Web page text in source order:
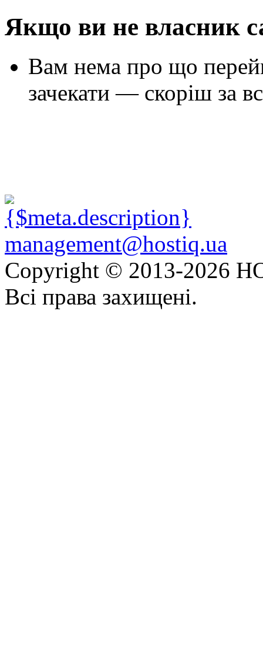
Якщо ви не власник
Вам нема про що
зачекати — скоріш за
management@hostiq.ua
Copyright © 2013-2026
Всі права захищені.